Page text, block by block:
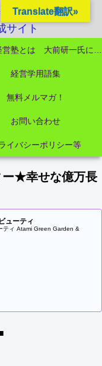
業独立成功MBA
サイト
経営学用語集
無料メルマガ！
お問い合わせ
イバシーポリシー等
★幸せな億万長
ューティ
ティ Atami Green Garden &
Translate翻訳»